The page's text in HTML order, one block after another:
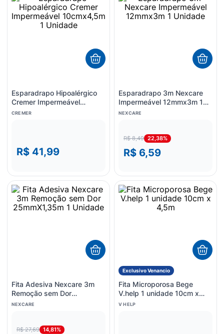
Esparadrapo Hipoalérgico
Cremer Impermeável
10cmx4,5m 1 Unidade
CREMER
R$ 41,99
Esparadrapo 3m Nexcare
Impermeável 12mmx3m 1
Unidade
NEXCARE
R$ 8,49 22,38%
R$ 6,59
Fita Adesiva Nexcare 3m
Remoção sem Dor
25mmX1,35m 1 Unidade
NEXCARE
R$ 27,69 14,81%
Exclusivo Venancio
Fita Microporosa Bege
V.help 1 unidade 10cm x
4,5m
V HELP